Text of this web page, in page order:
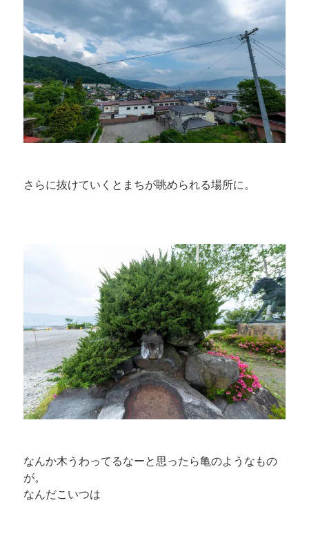
さらに抜けていくとまちが眺められる場所に。
なんか木うわってるなーと思ったら亀のようなもの
が。
なんだこいつは